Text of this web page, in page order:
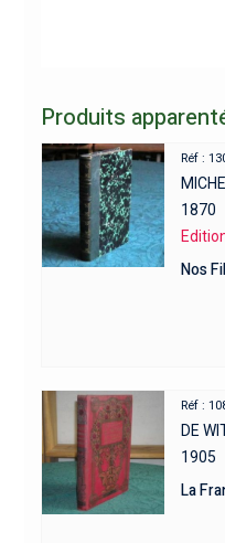
Produits
Réf :
1870
Nos
Réf :
DE
1905
La